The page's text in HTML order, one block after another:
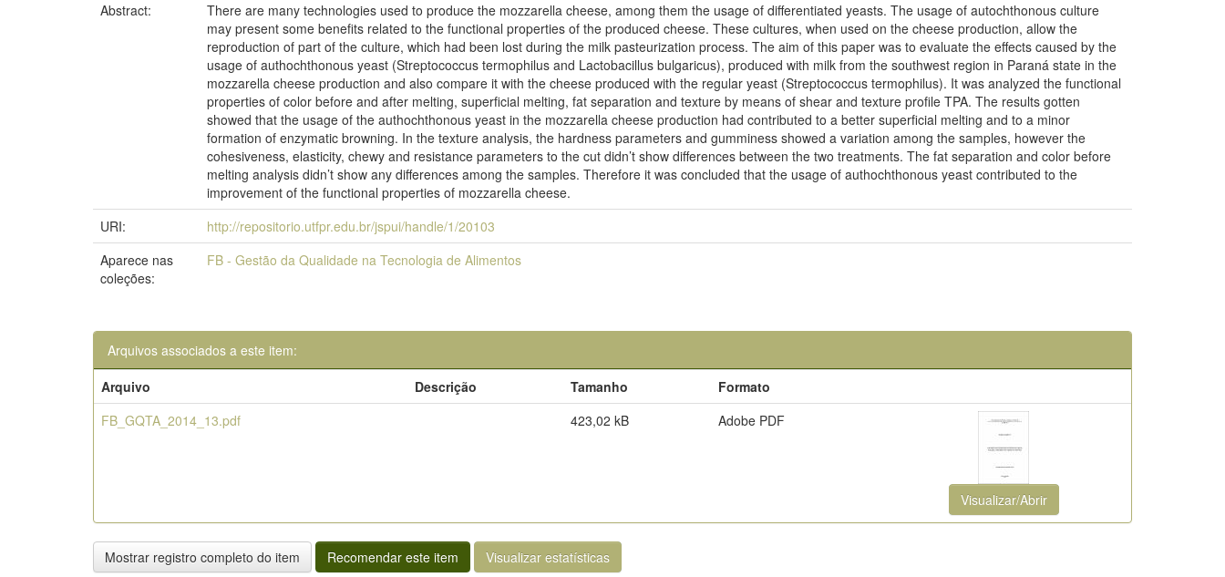
Abstract:
There are many technologies used to produce the mozzarella cheese, among them the usage of differentiated yeasts. The usage of autochthonous culture
may present some benefits related to the functional properties of the produced cheese. These cultures, when used on the cheese production, allow the
reproduction of part of the culture, which had been lost during the milk pasteurization process. The aim of this paper was to evaluate the effects caused by the
usage of authochthonous yeast (Streptococcus termophilus and Lactobacillus bulgaricus), produced with milk from the southwest region in Paraná state in the
mozzarella cheese production and also compare it with the cheese produced with the regular yeast (Streptococcus termophilus). It was analyzed the functional
properties of color before and after melting, superficial melting, fat separation and texture by means of shear and texture profile TPA. The results gotten
showed that the usage of the authochthonous yeast in the mozzarella cheese production had contributed to a better superficial melting and to a minor
formation of enzymatic browning. In the texture analysis, the hardness parameters and gumminess showed a variation among the samples, however the
cohesiveness, elasticity, chewy and resistance parameters to the cut didn’t show differences between the two treatments. The fat separation and color before
melting analysis didn’t show any differences among the samples. Therefore it was concluded that the usage of authochthonous yeast contributed to the
improvement of the functional properties of mozzarella cheese.
URI:
http://repositorio.utfpr.edu.br/jspui/handle/1/20103
Aparece nas
coleções:
FB - Gestão da Qualidade na Tecnologia de Alimentos
Arquivos associados a este item:
Arquivo
Descrição Tamanho
Formato
FB_GQTA_2014_13.pdf
423,02 kB Adobe PDF
Visualizar/Abrir
Mostrar registro completo do item Recomendar este item Visualizar estatísticas